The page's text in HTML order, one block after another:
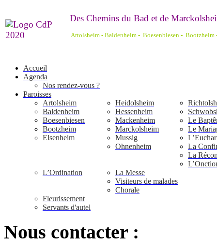
Des Chemins du Bad et de
Artolsheim - Baldenheim - Boesenbiesen -
Accueil
Agenda
Nos rendez-vous ?
Paroisses
Artolsheim
Baldenheim
Boesenbiesen
Bootzheim
Elsenheim
Heidolsheim
Hessenheim
Mackenheim
Marckolsheim
Mussig
Ohnenheim
Le
Le
La
La
L’Ordination
La Messe
Visiteurs de malades
Chorale
Fleurissement
Servants d'autel
Nous contacter :